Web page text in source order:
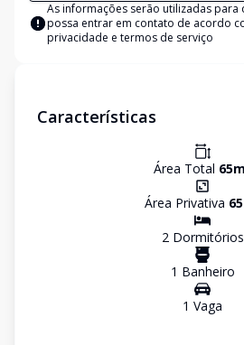
As informações serão utilizadas para
possa entrar em contato de acordo
privacidade e termos de serviço
Características
Área Total 65
Área Privativa 65
2Dormitórios
1 Banheiro
1 Vaga